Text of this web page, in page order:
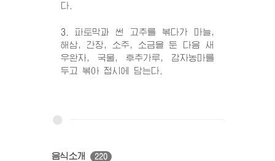
다.
3. 파토막과 썬 고추를 볶다가 마늘,
해삼, 간장, 소주, 소금을 둔 다음 새
우완자, 국물, 후추가루, 감자농마를
두고 볶아 접시에 담는다.
음식소개 220